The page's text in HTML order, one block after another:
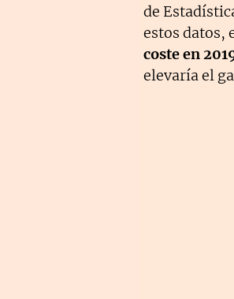
de
estos datos,
coste en
elevaría el